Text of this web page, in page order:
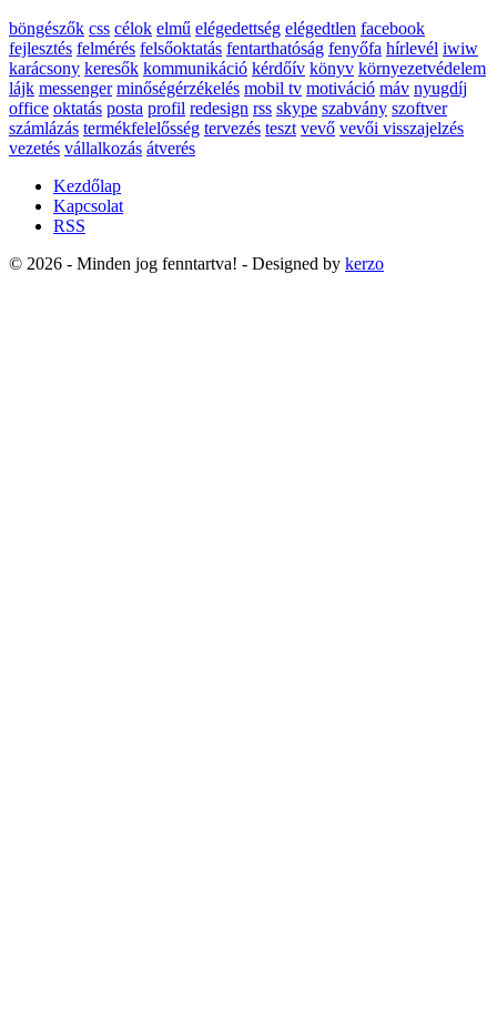
böngészők css célok elmű elégedettség elégedtlen facebook
fejlesztés felmérés felsőoktatás fentarthatóság fenyőfa hírlevél iwiw
karácsony keresők kommunikáció kérdőív könyv környezetvédelem
lájk messenger minőségérzékelés mobil tv motiváció máv nyugdíj
office oktatás posta profil redesign rss skype szabvány szoftver
számlázás termékfelelősség tervezés teszt vevő vevői visszajelzés
vezetés vállalkozás átverés
Kezdőlap
Kapcsolat
RSS
© 2026 - Minden jog fenntartva! - Designed by kerzo